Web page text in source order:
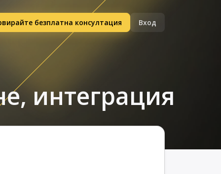
безплатна консултация Вход
интеграция